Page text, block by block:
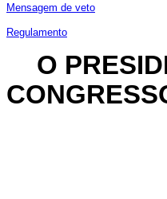
Mensagem de veto
Regulamento
O